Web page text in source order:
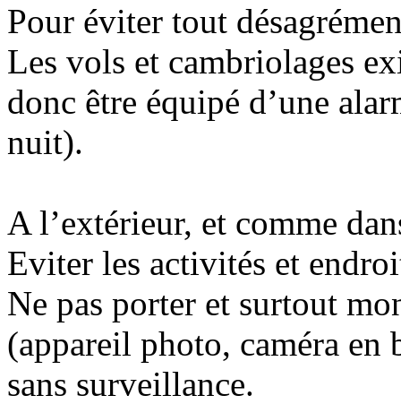
Pour éviter tout
Les vols et cambriolages
donc être équipé d’une
nuit).
A l’extérieur, et comme
Eviter les activités et
Ne pas porter et surtout
(appareil photo, caméra
sans surveillance.